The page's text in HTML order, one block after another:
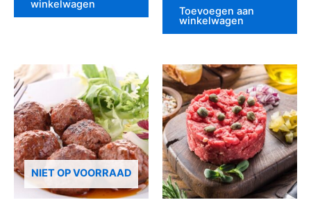
winkelwagen
Toevoegen aan
winkelwagen
NIET OP VOORRAAD